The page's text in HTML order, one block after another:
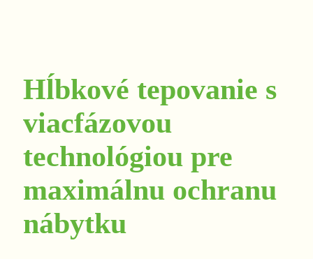
Hĺbkové tepovanie s
viacfázovou
technológiou pre
maximálnu ochranu
nábytku